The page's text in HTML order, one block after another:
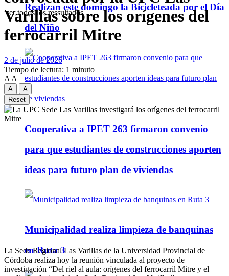
Realizan este domingo la Bicicleteada por el Día
del Niño
Cooperativa a IPET 263 firmaron convenio
para que estudiantes de construcciones aporten
ideas para futuro plan de viviendas
Municipalidad realiza limpieza de banquinas
en Ruta 3
Ver todos los ressultados
Varillas sobre los orígenes del
ferrocarril Mitre
2 de julio de 2026
Tiempo de lectura: 1 minuto
A A
A
A
Reset
La Sede Regional Las Varillas de la Universidad Provincial de
Córdoba realiza hoy la reunión vinculada al proyecto de
investigación “Del riel al aula: orígenes del ferrocarril Mitre y el